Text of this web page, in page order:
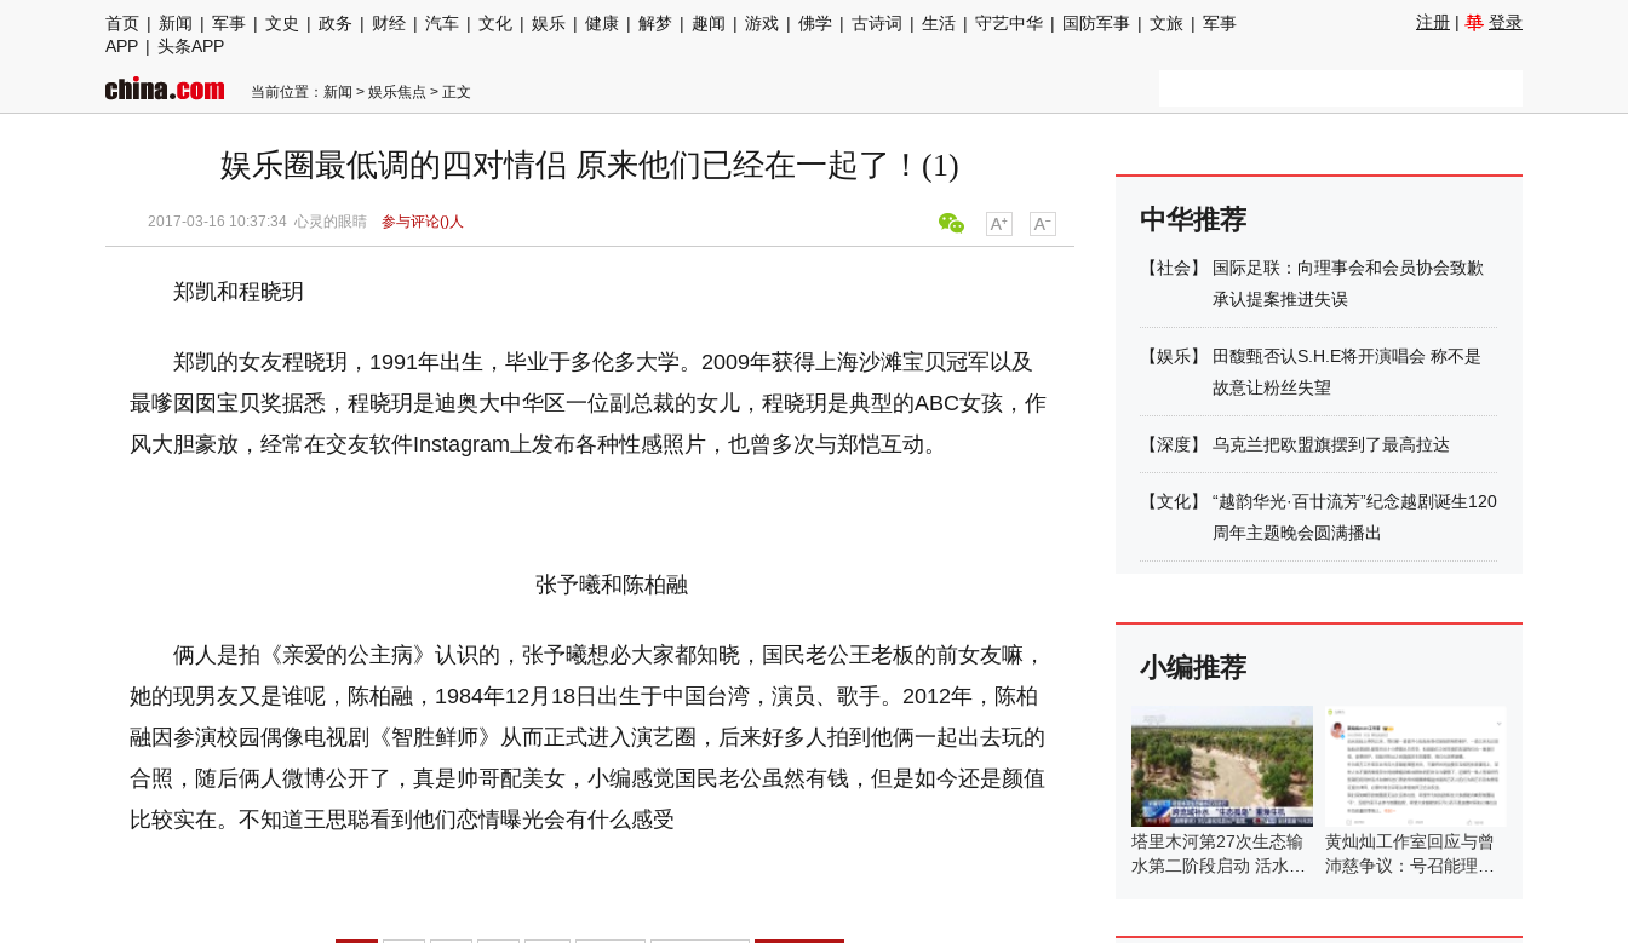
首页 | 新闻 | 军事 | 文史 | 政务 | 财经 | 汽车 | 文化 | 娱乐 | 健康 | 解梦 | 趣闻 | 游戏 | 佛学 | 古诗词 | 生活 | 守艺中华 | 国防军事 | 文旅 | 军事
APP | 头条APP
注册 | 登录
当前位置： 新闻 > 娱乐焦点 > 正文
娱乐圈最低调的四对情侣 原来他们已经在一起了！(1)
2017-03-16 10:37:34 心灵的眼睛 参与评论()人
郑凯和程晓玥
郑凯的女友程晓玥，1991年出生，毕业于多伦多大学。2009年获得上海沙滩宝贝冠军以及
最嗲囡囡宝贝奖据悉，程晓玥是迪奥大中华区一位副总裁的女儿，程晓玥是典型的ABC女孩，作
风大胆豪放，经常在交友软件Instagram上发布各种性感照片，也曾多次与郑恺互动。
张予曦和陈柏融
俩人是拍《亲爱的公主病》认识的，张予曦想必大家都知晓，国民老公王老板的前女友嘛，
她的现男友又是谁呢，陈柏融，1984年12月18日出生于中国台湾，演员、歌手。2012年，陈柏
融因参演校园偶像电视剧《智胜鲜师》从而正式进入演艺圈，后来好多人拍到他俩一起出去玩的
合照，随后俩人微博公开了，真是帅哥配美女，小编感觉国民老公虽然有钱，但是如今还是颜值
比较实在。不知道王思聪看到他们恋情曝光会有什么感受
中华推荐
【社会】
国际足联：向理事会和会员协会致歉
承认提案推进失误
【娱乐】
田馥甄否认S.H.E将开演唱会 称不是
故意让粉丝失望
【深度】 乌克兰把欧盟旗摆到了最高拉达
【文化】
“越韵华光·百廿流芳”纪念越剧诞生120
周年主题晚会圆满播出
小编推荐
塔里木河第27次生态输
水第二阶段启动 活水滋
黄灿灿工作室回应与曾
沛慈争议：号召能理智